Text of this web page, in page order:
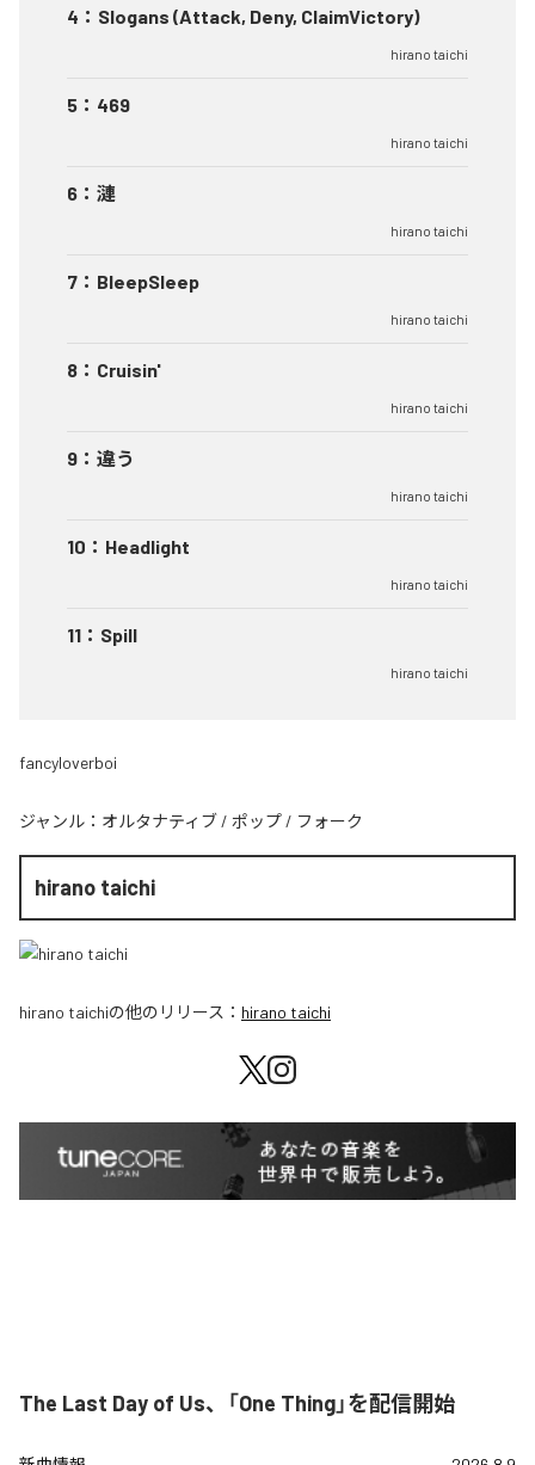
4 ： Slogans (Attack, Deny, ClaimVictory)
hirano taichi
5 ： 469
hirano taichi
6 ： 漣
hirano taichi
7 ： BleepSleep
hirano taichi
8 ： Cruisin'
hirano taichi
9 ： 違う
hirano taichi
10 ： Headlight
hirano taichi
11 ： Spill
hirano taichi
fancyloverboi
ジャンル： オルタナティブ / ポップ / フォーク
hirano taichi
hirano taichiの他のリリース： hirano taichi
The Last Day of Us、「One Thing」を配信開始